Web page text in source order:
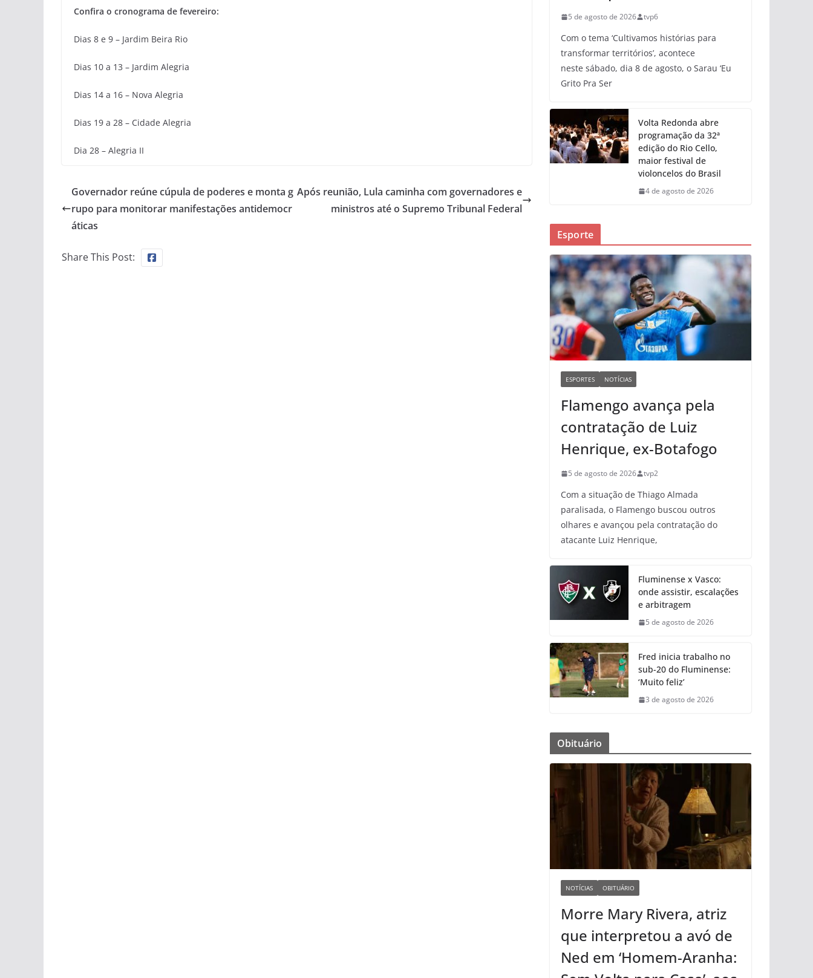
Confira o cronograma de fevereiro:
Dias 8 e 9 – Jardim Beira Rio
Dias 10 a 13 – Jardim Alegria
Dias 14 a 16 – Nova Alegria
Dias 19 a 28 – Cidade Alegria
Dia 28 – Alegria II
Governador reúne cúpula de poderes e monta g
rupo para monitorar manifestações antidemocr
áticas
Após reunião, Lula caminha com governadores e
ministros até o Supremo Tribunal Federal
Share This Post:
5 de agosto de 2026 tvp6
Com o tema ‘Cultivamos histórias para
transformar territórios’, acontece
neste sábado, dia 8 de agosto, o Sarau ‘Eu
Grito Pra Ser
Volta Redonda abre
programação da 32ª
edição do Rio Cello,
maior festival de
violoncelos do Brasil
4 de agosto de 2026
Esporte
ESPORTES NOTÍCIAS
Flamengo avança pela
contratação de Luiz
Henrique, ex-Botafogo
5 de agosto de 2026 tvp2
Com a situação de Thiago Almada
paralisada, o Flamengo buscou outros
olhares e avançou pela contratação do
atacante Luiz Henrique,
Fluminense x Vasco:
onde assistir, escalações
e arbitragem
5 de agosto de 2026
Fred inicia trabalho no
sub-20 do Fluminense:
‘Muito feliz’
3 de agosto de 2026
Obituário
NOTÍCIAS OBITUÁRIO
Morre Mary Rivera, atriz
que interpretou a avó de
Ned em ‘Homem-Aranha: